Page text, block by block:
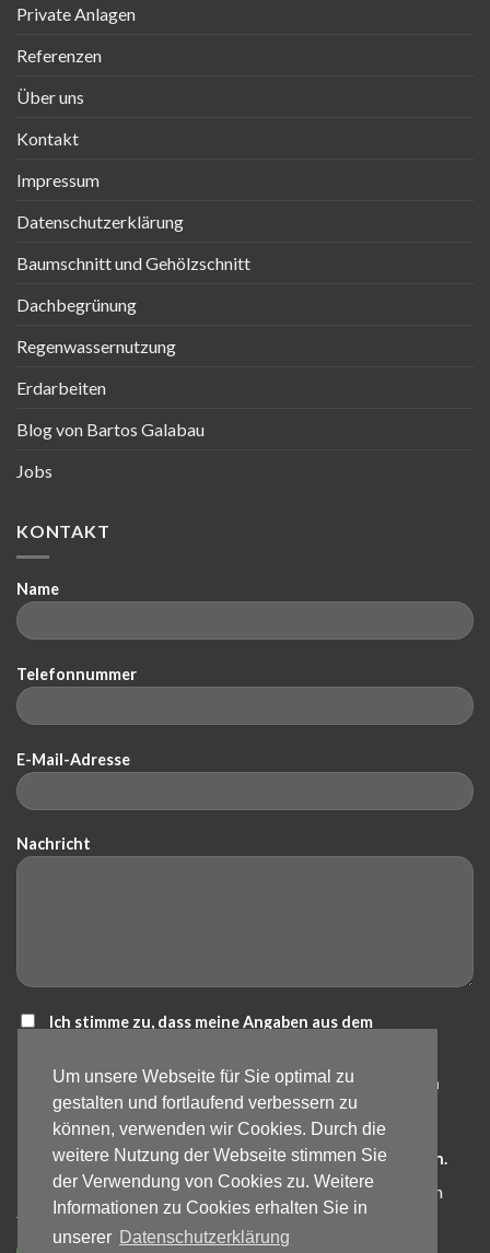
Um unsere Webseite für Sie optimal zu
gestalten und fortlaufend verbessern zu
können, verwenden wir Cookies. Durch die
weitere Nutzung der Webseite stimmen Sie
der Verwendung von Cookies zu. Weitere
Informationen zu Cookies erhalten Sie in
unserer Datenschutzerklärung
Private Anlagen
Referenzen
Über uns
Kontakt
Impressum
Datenschutzerklärung
Baumschnitt und Gehölzschnitt
Dachbegrünung
Regenwassernutzung
Erdarbeiten
Blog von Bartos Galabau
Jobs
KONTAKT
Name
Telefonnummer
E-Mail-Adresse
Nachricht
Ich stimme zu, dass meine Angaben aus dem
erhoben und verarbeitet werden. Die Daten werden nach
abgeschlossener Bearbeitung der Anfrage gelöscht.
Hinweis: Die Einwilligung kann jederzeit für die Zukunft
per E-Mail an info@bartos-galabau.de widerrufen werden.
Detaillierte Informationen zum Umgang mit Nutzerdaten
finden Sie in unsererDatenschutzerklärung.